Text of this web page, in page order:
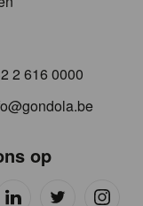
2 616 0000
op